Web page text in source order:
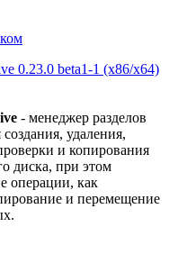
- менеджер разделов
удаления,
и копирования
диска, при этом
операции, как
и перемещение